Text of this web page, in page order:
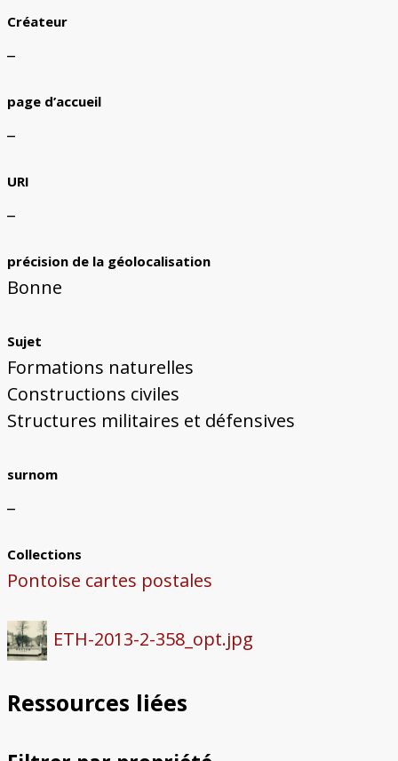
Créateur
page d’accueil
URI
précision de la géolocalisation
Bonne
Sujet
Formations naturelles
Constructions civiles
Structures militaires et défensives
surnom
Collections
Pontoise cartes postales
ETH-2013-2-358_opt.jpg
Ressources liées